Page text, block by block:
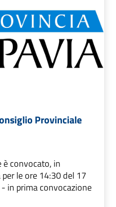
Provinciale
è convocato, in
le ore 14:30 del 17
in prima convocazione